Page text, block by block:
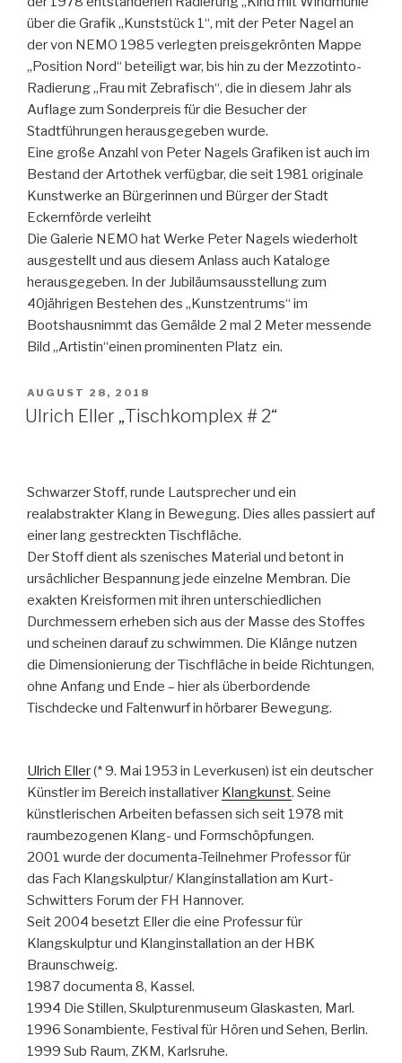
über die Grafik „Kunststück 1“, mit der Peter Nagel an
der von NEMO 1985 verlegten preisgekrönten Mappe
„Position Nord“ beteiligt war, bis hin zu der Mezzotinto-
Radierung „Frau mit Zebrafisch“, die in diesem Jahr als
Auflage zum Sonderpreis für die Besucher der
Stadtführungen herausgegeben wurde.
Eine große Anzahl von Peter Nagels Grafiken ist auch im
Bestand der Artothek verfügbar, die seit 1981 originale
Kunstwerke an Bürgerinnen und Bürger der Stadt
Eckernförde verleiht
Die Galerie NEMO hat Werke Peter Nagels wiederholt
ausgestellt und aus diesem Anlass auch Kataloge
herausgegeben. In der Jubiläumsausstellung zum
40jährigen Bestehen des „Kunstzentrums“ im
Bootshausnimmt das Gemälde 2 mal 2 Meter messende
Bild „Artistin“einen prominenten Platz ein.
VERÖFFENTLICHT
AM
AUGUST 28, 2018
Ulrich Eller „Tischkomplex # 2“
Schwarzer Stoff, runde Lautsprecher und ein
realabstrakter Klang in Bewegung. Dies alles passiert auf
einer lang gestreckten Tischfläche.
Der Stoff dient als szenisches Material und betont in
ursächlicher Bespannung jede einzelne Membran. Die
exakten Kreisformen mit ihren unterschiedlichen
Durchmessern erheben sich aus der Masse des Stoffes
und scheinen darauf zu schwimmen. Die Klänge nutzen
die Dimensionierung der Tischfläche in beide Richtungen,
ohne Anfang und Ende – hier als überbordende
Tischdecke und Faltenwurf in hörbarer Bewegung.
Ulrich Eller(* 9. Mai 1953 in Leverkusen) ist ein deutscher
Künstler im Bereich installativer Klangkunst. Seine
künstlerischen Arbeiten befassen sich seit 1978 mit
raumbezogenen Klang- und Formschöpfungen.
2001 wurde der documenta-Teilnehmer Professor für
das Fach Klangskulptur/ Klanginstallation am Kurt-
Schwitters Forum der FH Hannover.
Seit 2004 besetzt Eller die eine Professur für
Klangskulptur und Klanginstallation an der HBK
Braunschweig.
1987 documenta 8, Kassel.
1994 Die Stillen, Skulpturenmuseum Glaskasten, Marl.
1996 Sonambiente, Festival für Hören und Sehen, Berlin.
1999 Sub Raum, ZKM, Karlsruhe.